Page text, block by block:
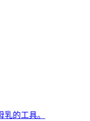
的工具。